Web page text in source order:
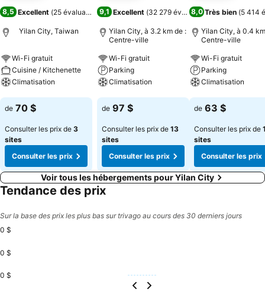
8,5 Excellent (25 évaluations)
Yilan City, Taiwan
Wi-Fi gratuit
Cuisine / Kitchenette
Climatisation
Consulter les prix
de 70 $
Consulter les prix de 3
sites
Consulter les prix
9,1 Excellent (32 279 évaluations)
Yilan City, à 3.2 km de :
Centre-ville
Wi-Fi gratuit
Parking
Climatisation
Consulter les prix
de 97 $
Consulter les prix de 13
sites
Consulter les prix
8,0 Très bien (5 414
Yilan City, à 0.4
Centre-ville
Wi-Fi gratuit
Parking
Climatisation
Consulter les
de 63 $
Consulter les prix de
sites
Consulter les prix
Voir tous les hébergements pour Yilan City
Tendance des prix
Sur la base des prix les plus bas sur trivago au cours des 30 derniers jours
0 $
0 $
0 $